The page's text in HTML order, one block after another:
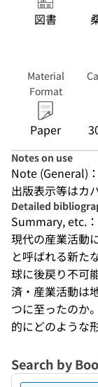
図書
Material
Format
Paper
Notes on use
Note (General)：
出版表示等はカ
Detailed
Summary, etc.：
現代の産業活動
と呼ばれる新た
球に後戻り不可
済・産業活動は
つに至ったのか
的にどのような
Search by